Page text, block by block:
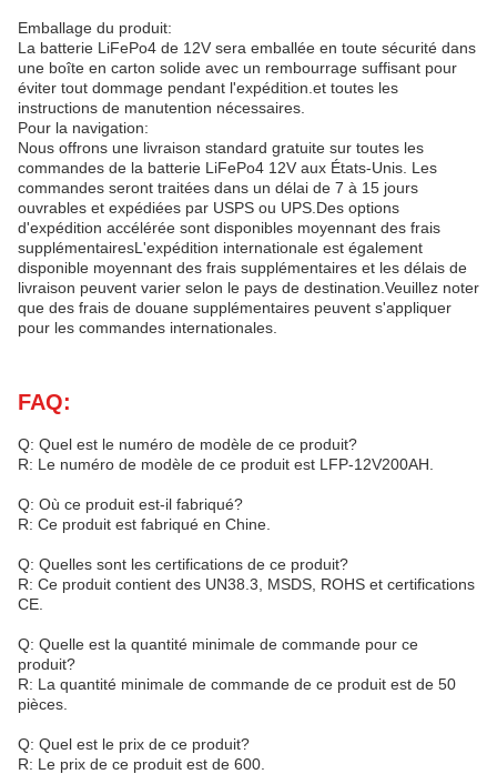
Emballage du produit:
La batterie LiFePo4 de 12V sera emballée en toute sécurité dans
une boîte en carton solide avec un rembourrage suffisant pour
éviter tout dommage pendant l'expédition.et toutes les
instructions de manutention nécessaires.
Pour la navigation:
Nous offrons une livraison standard gratuite sur toutes les
commandes de la batterie LiFePo4 12V aux États-Unis. Les
commandes seront traitées dans un délai de 7 à 15 jours
ouvrables et expédiées par USPS ou UPS.Des options
d'expédition accélérée sont disponibles moyennant des frais
supplémentairesL'expédition internationale est également
disponible moyennant des frais supplémentaires et les délais de
livraison peuvent varier selon le pays de destination.Veuillez noter
que des frais de douane supplémentaires peuvent s'appliquer
pour les commandes internationales.
FAQ:
Q: Quel est le numéro de modèle de ce produit?
R: Le numéro de modèle de ce produit est LFP-12V200AH.
Q: Où ce produit est-il fabriqué?
R: Ce produit est fabriqué en Chine.
Q: Quelles sont les certifications de ce produit?
R: Ce produit contient des UN38.3, MSDS, ROHS et certifications
CE.
Q: Quelle est la quantité minimale de commande pour ce
produit?
R: La quantité minimale de commande de ce produit est de 50
pièces.
Q: Quel est le prix de ce produit?
R: Le prix de ce produit est de 600.